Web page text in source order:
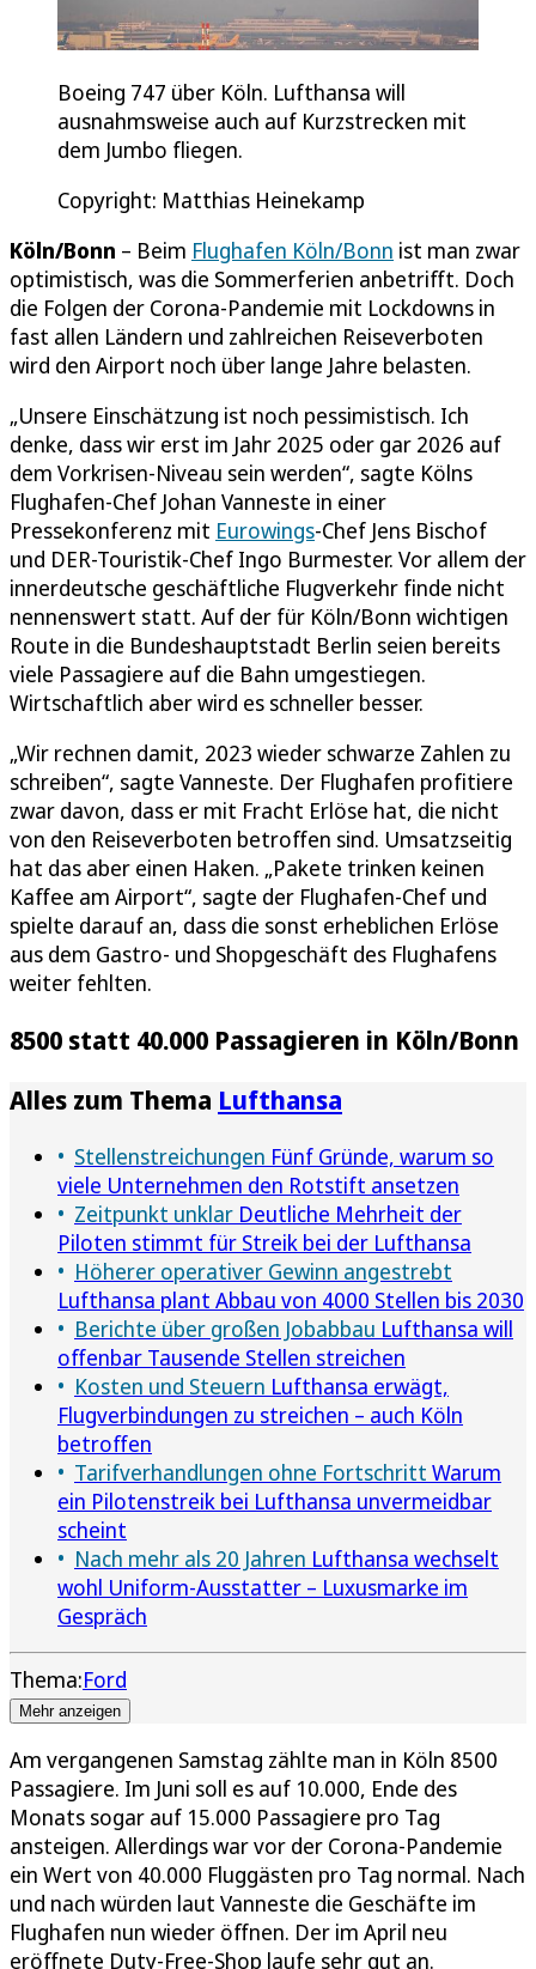
Boeing 747 über Köln. Lufthansa will
ausnahmsweise auch auf Kurzstrecken mit
dem Jumbo fliegen.
Copyright: Matthias Heinekamp
Köln/Bonn – Beim Flughafen Köln/Bonn ist man zwar
optimistisch, was die Sommerferien anbetrifft. Doch
die Folgen der Corona-Pandemie mit Lockdowns in
fast allen Ländern und zahlreichen Reiseverboten
wird den Airport noch über lange Jahre belasten.
„Unsere Einschätzung ist noch pessimistisch. Ich
denke, dass wir erst im Jahr 2025 oder gar 2026 auf
dem Vorkrisen-Niveau sein werden“, sagte Kölns
Flughafen-Chef Johan Vanneste in einer
Pressekonferenz mit Eurowings-Chef Jens Bischof
und DER-Touristik-Chef Ingo Burmester. Vor allem der
innerdeutsche geschäftliche Flugverkehr finde nicht
nennenswert statt. Auf der für Köln/Bonn wichtigen
Route in die Bundeshauptstadt Berlin seien bereits
viele Passagiere auf die Bahn umgestiegen.
Wirtschaftlich aber wird es schneller besser.
„Wir rechnen damit, 2023 wieder schwarze Zahlen zu
schreiben“, sagte Vanneste. Der Flughafen profitiere
zwar davon, dass er mit Fracht Erlöse hat, die nicht
von den Reiseverboten betroffen sind. Umsatzseitig
hat das aber einen Haken. „Pakete trinken keinen
Kaffee am Airport“, sagte der Flughafen-Chef und
spielte darauf an, dass die sonst erheblichen Erlöse
aus dem Gastro- und Shopgeschäft des Flughafens
weiter fehlten.
8500 statt 40.000 Passagieren in Köln/Bonn
Alles zum Thema Lufthansa
Stellenstreichungen Fünf Gründe, warum so
viele Unternehmen den Rotstift ansetzen
Zeitpunkt unklar Deutliche Mehrheit der
Piloten stimmt für Streik bei der Lufthansa
Höherer operativer Gewinn angestrebt
Lufthansa plant Abbau von 4000 Stellen bis 2030
Berichte über großen Jobabbau Lufthansa will
offenbar Tausende Stellen streichen
Kosten und Steuern Lufthansa erwägt,
Flugverbindungen zu streichen – auch Köln
betroffen
Tarifverhandlungen ohne Fortschritt Warum
ein Pilotenstreik bei Lufthansa unvermeidbar
scheint
Nach mehr als 20 Jahren Lufthansa wechselt
wohl Uniform-Ausstatter – Luxusmarke im
Gespräch
Thema:Ford
Mehr anzeigen
Am vergangenen Samstag zählte man in Köln 8500
Passagiere. Im Juni soll es auf 10.000, Ende des
Monats sogar auf 15.000 Passagiere pro Tag
ansteigen. Allerdings war vor der Corona-Pandemie
ein Wert von 40.000 Fluggästen pro Tag normal. Nach
und nach würden laut Vanneste die Geschäfte im
Flughafen nun wieder öffnen. Der im April neu
eröffnete Duty-Free-Shop laufe sehr gut an.